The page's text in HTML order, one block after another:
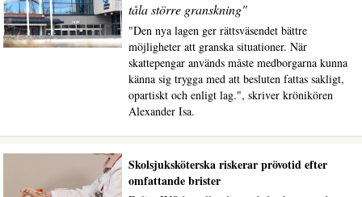
tåla större granskning"
"Den nya lagen ger rättsväsendet bättre
möjligheter att granska situationer. När
skattepengar används måste medborgarna kunna
känna sig trygga med att besluten fattas sakligt,
opartiskt och enligt lag.", skriver krönikören
Alexander Isa.
Skolsjuksköterska riskerar prövotid efter
omfattande brister